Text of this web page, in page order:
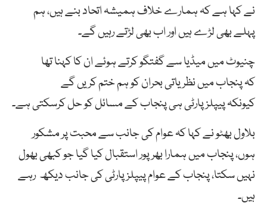
نے کہا ہے کہ ہمارے خلاف ہمیشہ اتحاد بنے ہیں، ہم
پہلے بھی لڑے ہیں اور اب بھی لڑتے رہیں گے۔
چنیوٹ میں میڈیا سے گفتگو کرتے ہوئے ان کا کہنا تھا
کہ پنجاب میں نظریاتی بحران کو ہم ختم کریں گے
کیونکہ پیپلز پارٹی ہی پنجاب کے مسائل کو حل کرسکتی ہے۔
بلاول بھٹو نے کہا کہ عوام کی جانب سے محبت پر مشکور
ہوں، پنجاب میں ہمارا بھرپور استقبال کیا گیا جو کبھی بھول
نہیں سکتا، پنجاب کے عوام پیپلز پارٹی کی جانب دیکھ رہے
ہیں۔